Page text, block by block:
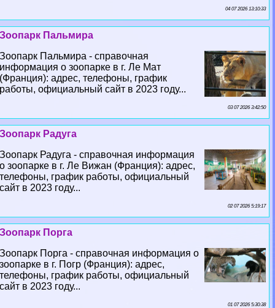
04 07 2026 13:10:33
Зоопарк Пальмира
Зоопарк Пальмира - справочная
информация о зоопарке в г. Ле Мат
(Франция): адрес, телефоны, график
работы, официальный сайт в 2023 году...
03 07 2026 3:42:50
Зоопарк Радуга
Зоопарк Радуга - справочная информация
о зоопарке в г. Ле Вижан (Франция): адрес,
телефоны, график работы, официальный
сайт в 2023 году...
02 07 2026 5:19:17
Зоопарк Порга
Зоопарк Порга - справочная информация о
зоопарке в г. Погр (Франция): адрес,
телефоны, график работы, официальный
сайт в 2023 году...
01 07 2026 5:30:38